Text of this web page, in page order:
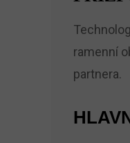
ramenní
partnera.